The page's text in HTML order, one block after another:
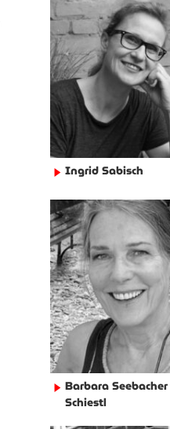
► Ingrid Sabisch
► Barbara Seebacher
Schiestl